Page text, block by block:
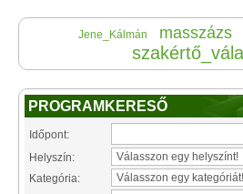
Jene_Kálmán masszázs
PROGRAMKERESŐ
Időpont:
Helyszín:
Kategória: